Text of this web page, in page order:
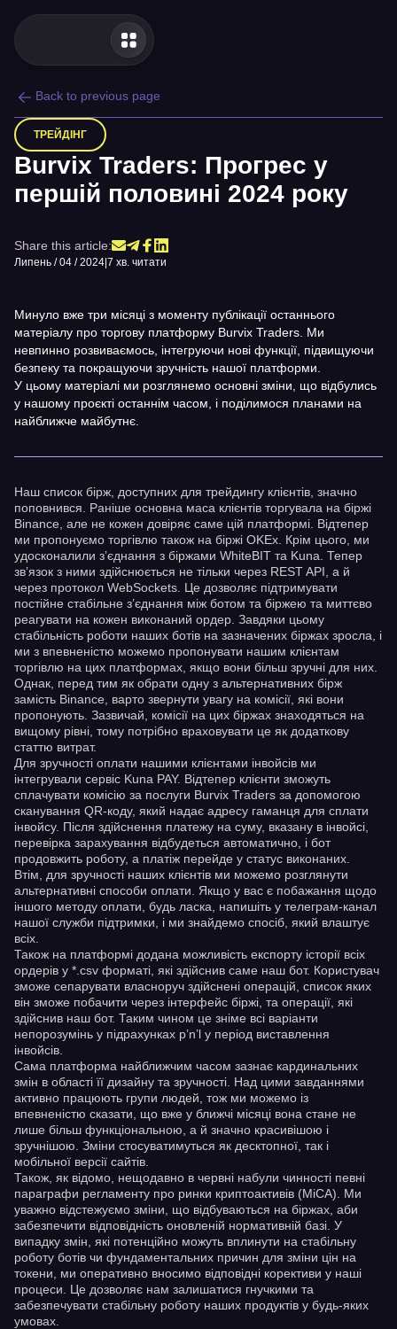
Back to previous page
ТРЕЙДІНГ
Burvix Traders: Прогрес у
першій половині 2024 року
Share this article:
Липень / 04 / 2024 7 хв. читати
Минуло вже три місяці з моменту публікації останнього
матеріалу про торгову платформу Burvix Traders. Ми
невпинно розвиваємось, інтегруючи нові функції, підвищуючи
безпеку та покращуючи зручність нашої платформи.
У цьому матеріалі ми розглянемо основні зміни, що відбулись
у нашому проєкті останнім часом, і поділимося планами на
найближче майбутнє.
Наш список бірж, доступних для трейдингу клієнтів, значно
поповнився. Раніше основна маса клієнтів торгувала на біржі
Binance, але не кожен довіряє саме цій платформі. Відтепер
ми пропонуємо торгівлю також на біржі OKEx. Крім цього, ми
удосконалили з’єднання з біржами WhiteBIT та Kuna. Тепер
зв’язок з ними здійснюється не тільки через REST API, а й
через протокол WebSockets. Це дозволяє підтримувати
постійне стабільне з’єднання між ботом та біржею та миттєво
реагувати на кожен виконаний ордер. Завдяки цьому
стабільність роботи наших ботів на зазначених біржах зросла, і
ми з впевненістю можемо пропонувати нашим клієнтам
торгівлю на цих платформах, якщо вони більш зручні для них.
Однак, перед тим як обрати одну з альтернативних бірж
замість Binance, варто звернути увагу на комісії, які вони
пропонують. Зазвичай, комісії на цих біржах знаходяться на
вищому рівні, тому потрібно враховувати це як додаткову
статтю витрат.
Для зручності оплати нашими клієнтами інвойсів ми
інтегрували сервіс Kuna PAY. Відтепер клієнти зможуть
сплачувати комісію за послуги Burvix Traders за допомогою
сканування QR-коду, який надає адресу гаманця для сплати
інвойсу. Після здійснення платежу на суму, вказану в інвойсі,
перевірка зарахування відбудеться автоматично, і бот
продовжить роботу, а платіж перейде у статус виконаних.
Втім, для зручності наших клієнтів ми можемо розглянути
альтернативні способи оплати. Якщо у вас є побажання щодо
іншого методу оплати, будь ласка, напишіть у телеграм-канал
нашої служби підтримки, і ми знайдемо спосіб, який влаштує
всіх.
Також на платформі додана можливість експорту історії всіх
ордерів у *.csv форматі, які здійснив саме наш бот. Користувач
зможе сепарувати власноруч здійснені операцій, список яких
він зможе побачити через інтерфейс біржі, та операції, які
здійснив наш бот. Таким чином це зніме всі варіанти
непорозумінь у підрахунках p’n’l у період виставлення
інвойсів.
Сама платформа найближчим часом зазнає кардинальних
змін в області її дизайну та зручності. Над цими завданнями
активно працюють групи людей, тож ми можемо із
впевненістю сказати, що вже у ближчі місяці вона стане не
лише більш функціональною, а й значно красивішою і
зручнішою. Зміни стосуватимуться як десктопної, так і
мобільної версії сайтів.
Також, як відомо, нещодавно в червні набули чинності певні
параграфи регламенту про ринки криптоактивів (MiCA). Ми
уважно відстежуємо зміни, що відбуваються на біржах, аби
забезпечити відповідність оновленій нормативній базі. У
випадку змін, які потенційно можуть вплинути на стабільну
роботу ботів чи фундаментальних причин для зміни цін на
токени, ми оперативно вносимо відповідні корективи у наші
процеси. Це дозволяє нам залишатися гнучкими та
забезпечувати стабільну роботу наших продуктів у будь-яких
умовах.